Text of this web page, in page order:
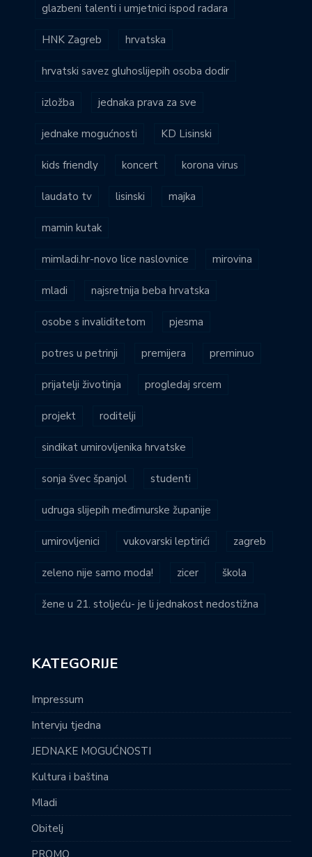
glazbeni talenti i umjetnici ispod radara
HNK Zagreb hrvatska
hrvatski savez gluhoslijepih osoba dodir
izložba jednaka prava za sve
jednake mogućnosti KD Lisinski
kids friendly koncert korona virus
laudato tv lisinski majka
mamin kutak
mimladi.hr-novo lice naslovnice mirovina
mladi najsretnija beba hrvatska
osobe s invaliditetom pjesma
potres u petrinji premijera preminuo
prijatelji životinja progledaj srcem
projekt roditelji
sindikat umirovljenika hrvatske
sonja švec španjol studenti
udruga slijepih međimurske županije
umirovljenici vukovarski leptirići zagreb
zeleno nije samo moda! zicer škola
žene u 21. stoljeću- je li jednakost nedostižna
KATEGORIJE
Impressum
Intervju tjedna
JEDNAKE MOGUĆNOSTI
Kultura i baština
Mladi
Obitelj
PROMO